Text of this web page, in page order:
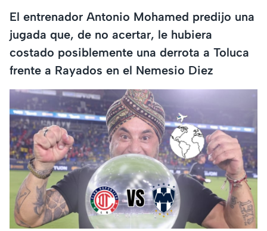
El entrenador Antonio Mohamed predijo una
jugada que, de no acertar, le hubiera
costado posiblemente una derrota a Toluca
frente a Rayados en el Nemesio Diez